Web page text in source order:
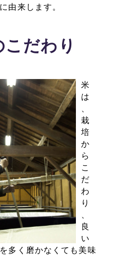
由来します。
だわり
米
は
栽
培
か
ら
こ
だ
わ
り
良
い
多く磨かなくても美味